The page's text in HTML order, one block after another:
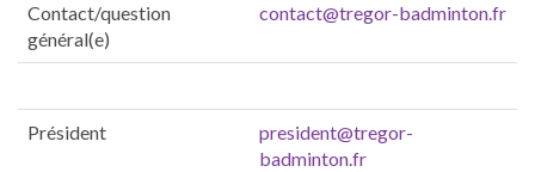
Contact/question
général(e)
contact@tregor-badminton.fr
Président
president@tregor-
badminton.fr